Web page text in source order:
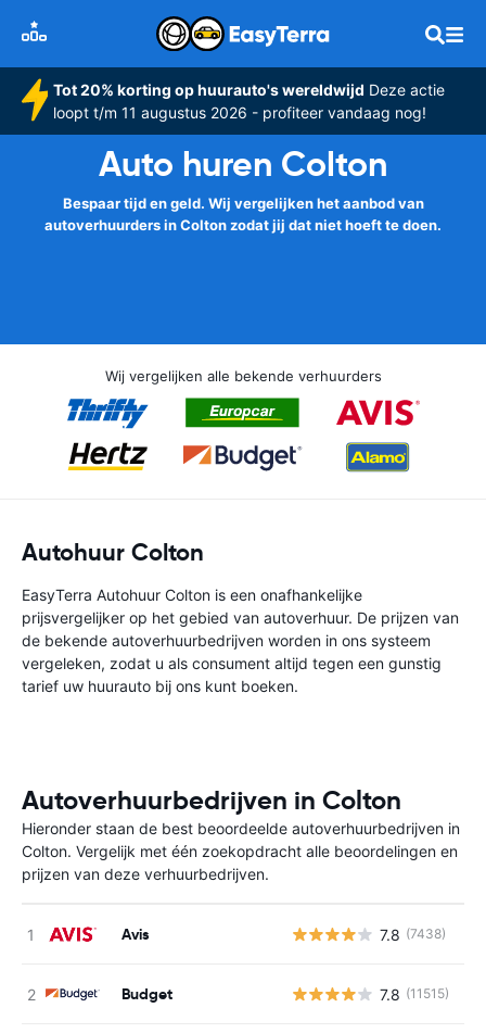
Tot 20% korting op huurauto's wereldwijd Deze actie
loopt t/m 11 augustus 2026 - profiteer vandaag nog!
Auto huren Colton
Bespaar tijd en geld. Wij vergelijken het aanbod van
autoverhuurders in Colton zodat jij dat niet hoeft te doen.
Wij vergelijken alle bekende verhuurders
Autohuur Colton
EasyTerra Autohuur Colton is een onafhankelijke
prijsvergelijker op het gebied van autoverhuur. De prijzen van
de bekende autoverhuurbedrijven worden in ons systeem
vergeleken, zodat u als consument altijd tegen een gunstig
tarief uw huurauto bij ons kunt boeken.
Autoverhuurbedrijven in Colton
Hieronder staan de best beoordeelde autoverhuurbedrijven in
Colton. Vergelijk met één zoekopdracht alle beoordelingen en
prijzen van deze verhuurbedrijven.
Avis 7.8 (7438)
Budget 7.8 (11515)